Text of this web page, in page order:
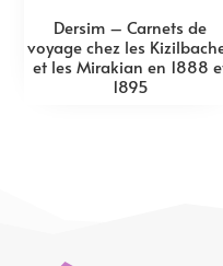
Dersim – Carnets de
voyage chez les
et les Mirakian en 1888
1895